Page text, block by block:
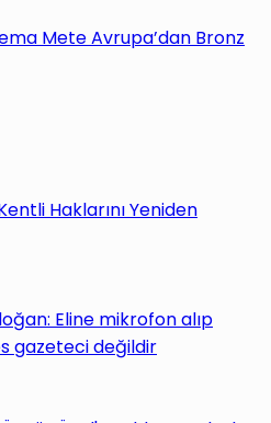
Mete Avrupa’dan Bronz
Haklarını Yeniden
Eline mikrofon alıp
gazeteci değildir